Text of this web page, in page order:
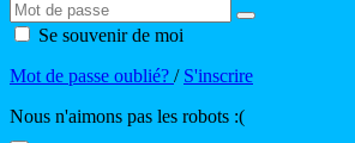
Se souvenir de moi
Mot de passe oublié? / S'inscrire
Nous n'aimons pas les robots :(